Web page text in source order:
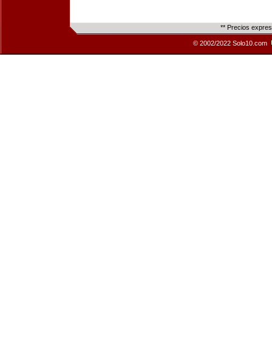
** Precios
© 2002/2022 Solo10.com